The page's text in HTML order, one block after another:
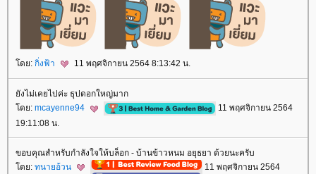
ดย: กิ่งฟ้า 11 พฤศจิกายน 2564 8:13:42 น.
ังไม่เคยไปค่ะ ธุปดอกใหญ่มาก
ดย: mcayenne94
11 พฤศจิกายน 2564
19:11:08 น.
ขอบคุณสำหรับกำลังใจให้บล็อก - บ้านข้าวหนม อยุธยา ด้วยนะครับ
ดย: ทนายอ้วน 11 พฤศจิกายน 2564